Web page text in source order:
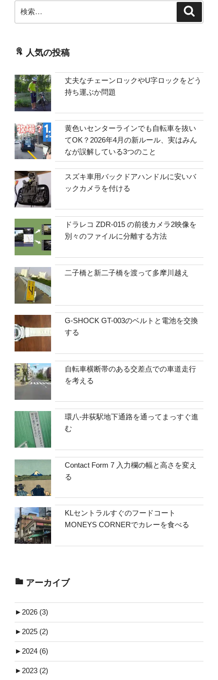
索:
人気の投稿
丈夫なチェーンロックやU字ロックをどう
持ち運ぶか問題
黄色いセンターラインでも自転車を抜い
てOK？2026年4月の新ルール、実はみん
なが誤解している3つのこと
スズキ車用バックドアハンドルに安いバ
ックカメラを付ける
ドラレコ ZDR-015 の前後カメラ2映像を
別々のファイルに分離する方法
二子橋と新二子橋を渡って多摩川越え
G-SHOCK GT-003のベルトと電池を交換
する
自転車横断帯のある交差点での車道走行
を考える
環八-井荻駅地下通路を通ってまっすぐ進
む
Contact Form 7 入力欄の幅と高さを変え
る
KLセントラルすぐのフードコート
MONEYS CORNERでカレーを食べる
アーカイブ
►2026 (3)
►2025 (2)
►2024 (6)
►2023 (2)